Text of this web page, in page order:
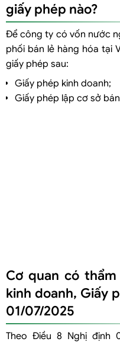
giấy phép nào?
Để công ty có vốn nước
phối bán lẻ hàng hóa tại
giấy phép sau:
Giấy phép kinh doanh;
Giấy phép lập cơ sở
Cơ quan có
kinh doanh, Giấy
01/07/2025
Theo Điều 8 Nghị định